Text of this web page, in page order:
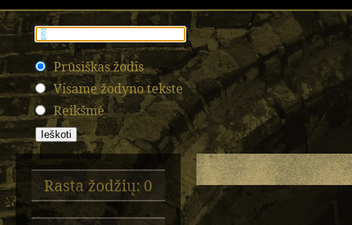
Prūsiškas žodis
Visame žodyno tekste
Reikšmė
Rasta žodžių: 0